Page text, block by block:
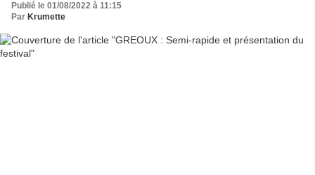
Publié le 01/08/2022 à 11:15
Par Krumette